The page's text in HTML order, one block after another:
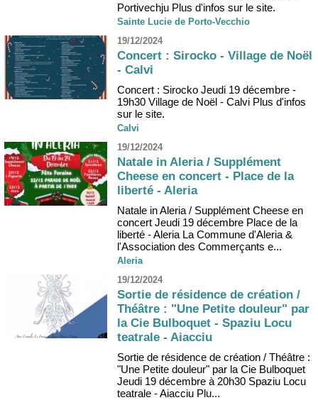
Portivechju Plus d'infos sur le site.
Sainte Lucie de Porto-Vecchio
19/12/2024
Concert : Sirocko - Village de Noël
- Calvi
Concert : Sirocko Jeudi 19 décembre -
19h30 Village de Noël - Calvi Plus d'infos
sur le site.
Calvi
19/12/2024
Natale in Aleria / Supplément
Cheese en concert - Place de la
liberté - Aleria
Natale in Aleria / Supplément Cheese en
concert Jeudi 19 décembre Place de la
liberté - Aleria La Commune d'Aleria &
l'Association des Commerçants e...
Aleria
19/12/2024
Sortie de résidence de création /
Théâtre : "Une Petite douleur" par
la Cie Bulboquet - Spaziu Locu
teatrale - Aiacciu
Sortie de résidence de création / Théâtre :
"Une Petite douleur" par la Cie Bulboquet
Jeudi 19 décembre à 20h30 Spaziu Locu
teatrale - Aiacciu Plu...